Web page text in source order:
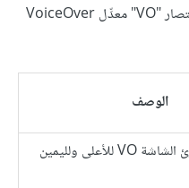
الويب في الجدول التالي، إذ يعني الاختصار "VO" معدِّل VoiceOver
الوصف
تحريك مؤشر قارئ الشاشة VO للأعلى ولليمين